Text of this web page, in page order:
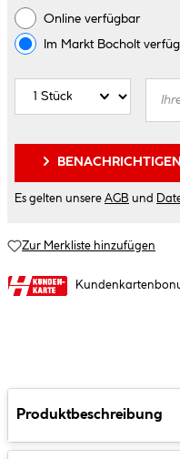
Online verfügbar
Im Markt Bocholt
Es gelten unsere AGB und
Zur Merkliste hinzufügen
Produktbeschreibung